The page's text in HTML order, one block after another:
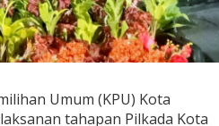
Umum (KPU) Kota
tahapan Pilkada Kota